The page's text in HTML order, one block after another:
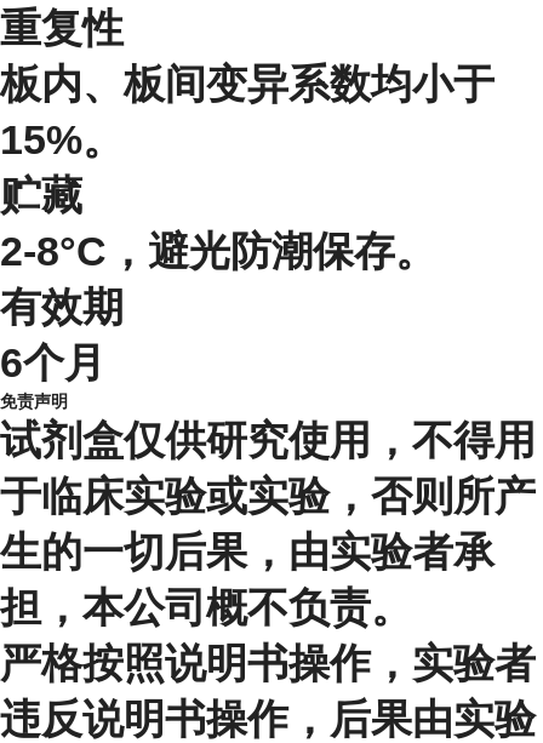
重复性
板内、板间变异系数均小于
15%。
贮藏
2-8°C，避光防潮保存。
有效期
6个月
免责声明
试剂盒仅供研究使用，不得用
于临床实验或实验，否则所产
生的一切后果，由实验者承
担，本公司概不负责。
严格按照说明书操作，实验者
违反说明书操作，后果由实验